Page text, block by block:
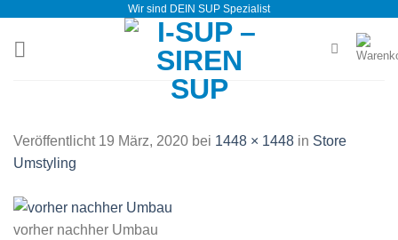
springen
Wir sind DEIN SUP Spezialist
Veröffentlicht 19 März, 2020 bei 1448 × 1448 in Store
Umstyling
vorher nachher Umbau